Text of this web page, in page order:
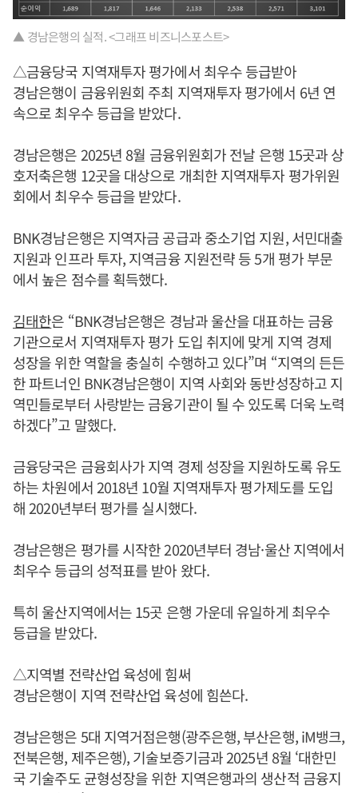
▲ 경남은행의 실적. <그래프 비즈니스포스트>
△금융당국 지역재투자 평가에서 최우수 등급받아
경남은행이 금융위원회 주최 지역재투자 평가에서 6년 연
속으로 최우수 등급을 받았다.
경남은행은 2025년 8월 금융위원회가 전날 은행 15곳과 상
호저축은행 12곳을 대상으로 개최한 지역재투자 평가위원
회에서 최우수 등급을 받았다.
BNK경남은행은 지역자금 공급과 중소기업 지원, 서민대출
지원과 인프라 투자, 지역금융 지원전략 등 5개 평가 부문
에서 높은 점수를 획득했다.
김태한은 “BNK경남은행은 경남과 울산을 대표하는 금융
기관으로서 지역재투자 평가 도입 취지에 맞게 지역 경제
성장을 위한 역할을 충실히 수행하고 있다”며 “지역의 든든
한 파트너인 BNK경남은행이 지역 사회와 동반성장하고 지
역민들로부터 사랑받는 금융기관이 될 수 있도록 더욱 노력
하겠다”고 말했다.
금융당국은 금융회사가 지역 경제 성장을 지원하도록 유도
하는 차원에서 2018년 10월 지역재투자 평가제도를 도입
해 2020년부터 평가를 실시했다.
경남은행은 평가를 시작한 2020년부터 경남·울산 지역에서
최우수 등급의 성적표를 받아 왔다.
특히 울산지역에서는 15곳 은행 가운데 유일하게 최우수
등급을 받았다.
△지역별 전략산업 육성에 힘써
경남은행이 지역 전략산업 육성에 힘쓴다.
경남은행은 5대 지역거점은행(광주은행, 부산은행, iM뱅크,
전북은행, 제주은행), 기술보증기금과 2025년 8월 ‘대한민
국 기술주도 균형성장을 위한 지역은행과의 생산적 금융지